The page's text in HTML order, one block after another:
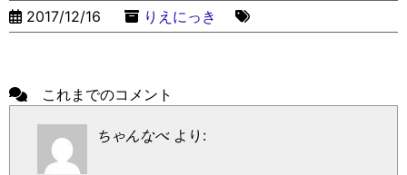
2017/12/16 りえにっき
これまでのコメント
ちゃんなべ より: